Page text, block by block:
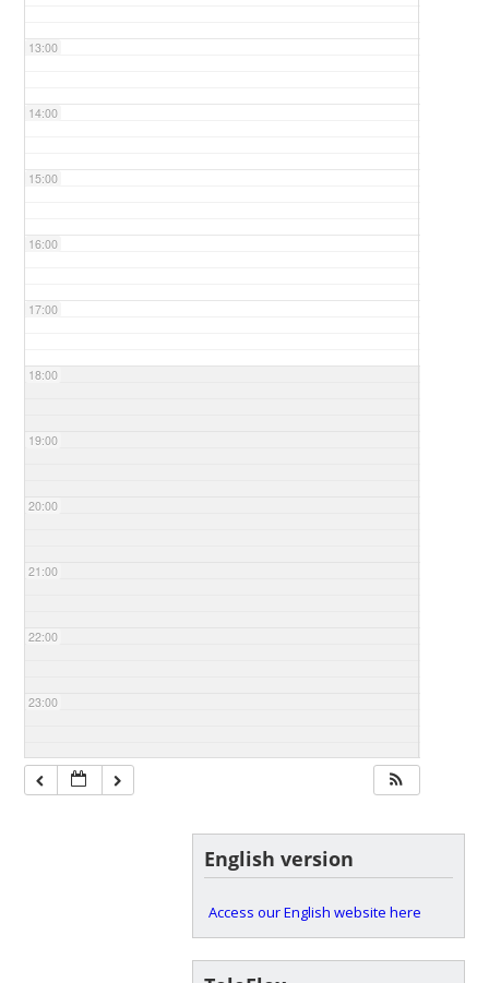
13:00
14:00
15:00
16:00
17:00
18:00
19:00
20:00
21:00
22:00
23:00
English version
Access our English website here